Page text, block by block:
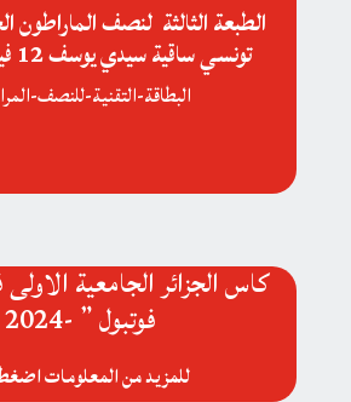
الطبعة الثالثة لنصف الماراطون
تونسي ساقية سيدي يوسف 12 فيفري 2024
البطاقة-التقنية-للنصف-
كاس الجزائر الجامعية
فوتبول ” -2024
للمزيد من المعلومات